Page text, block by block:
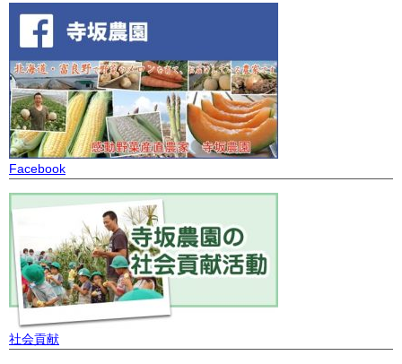
Facebook
社会貢献